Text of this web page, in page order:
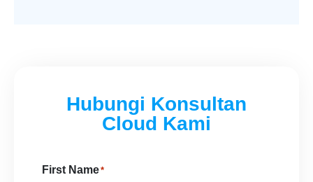
Hubungi Konsultan
Cloud Kami
First Name*